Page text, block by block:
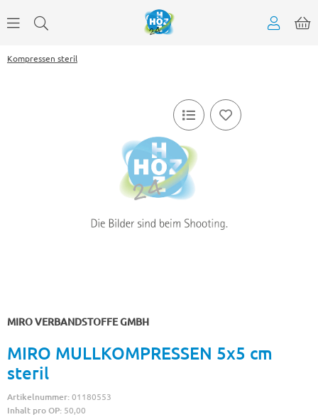
Kompressen steril
MIRO VERBANDSTOFFE GMBH
MIRO MULLKOMPRESSEN 5x5 cm
steril
Artikelnummer:01180553
Inhalt pro OP: 50,00